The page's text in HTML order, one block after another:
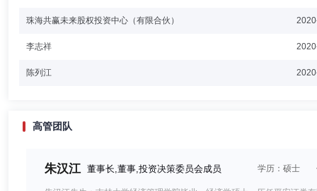
珠海共赢未来股权投资中心（有限合伙）
李志祥
陈列江
高管团队
朱汉江 董事长,董事,投资决策委员会成员 学历：硕士